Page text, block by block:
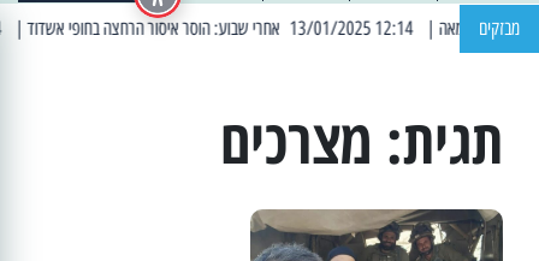
מבזקים | 12:14 13/01/2025 אחרי שבוע: הוסר איסור הרחצה בחופי אשדוד | 13:04 14/01/2025 עובדים בלילות: עבודות קרצוף וריבוד אספלט
תגית: מצרכים